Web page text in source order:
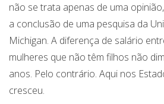
não se trata apenas de uma
a conclusão de uma pesquisa da
Michigan. A diferença de salário
mulheres que não têm filhos não
anos. Pelo contrário. Aqui nos
cresceu.